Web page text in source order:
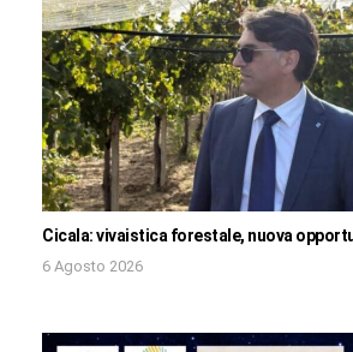
Cicala: vivaistica forestale, nuova
6 Agosto 2026